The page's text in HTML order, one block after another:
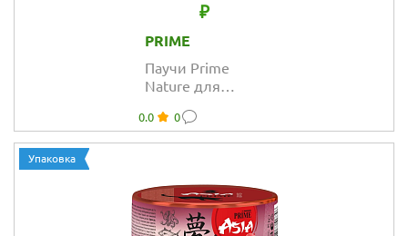
₽
PRIME
Паучи Prime
Nature для
и лососем в
желе
0.0 0
Упаковка